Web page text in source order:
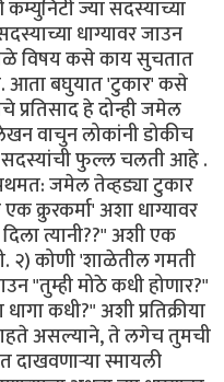
ज्या सदस्याच्या
धाग्यावर जाउन
विषय कसे काय सुचतात
आता बघुयात 'टुकार' कसे
प्रतिसाद हे दोन्ही जमेल
वाचुन लोकांनी डोकीच
फुल्ल चलती आहे .
जमेल तेव्हड्या टुकार
एक क्रुरकर्मा' अशा धाग्यावर
त्यानी??" अशी एक
२) कोणी 'शाळेतील गमती
"तुम्ही मोठे कधी होणार?"
कधी?" अशी प्रतिक्रीया
असल्याने, ते लगेच तुमची
दाखवणार्‍या स्मायली